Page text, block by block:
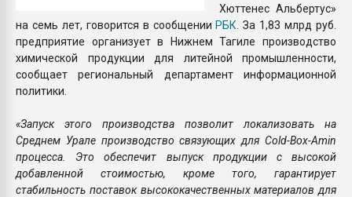
Хюттенес Альбертус»
на семь лет, говорится в сообщенииРБК . За 1,83 млрд руб.
предприятие организует в Нижнем Тагиле производство
химической продукции для литейной промышленности,
сообщает региональный департамент информационной
политики.
«Запуск этого производства позволит локализовать на
Среднем Урале производство связующих для Cold-Box-Amin
процесса. Это обеспечит выпуск продукции с высокой
добавленной стоимостью, кроме того, гарантирует
стабильность поставок высококачественных материалов для